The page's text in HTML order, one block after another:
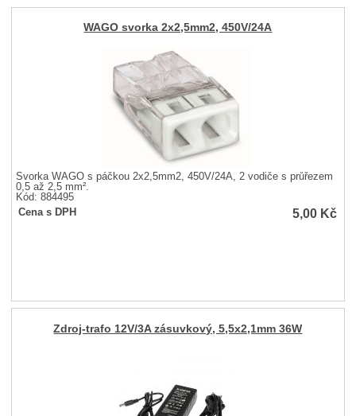
WAGO svorka 2x2,5mm2, 450V/24A
Svorka WAGO s páčkou 2x2,5mm2, 450V/24A, 2 vodiče s průřezem
0,5 až 2,5 mm².
Kód: 884495
Cena s DPH
5,00 Kč
Zdroj-trafo 12V/3A zásuvkový, 5,5x2,1mm 36W